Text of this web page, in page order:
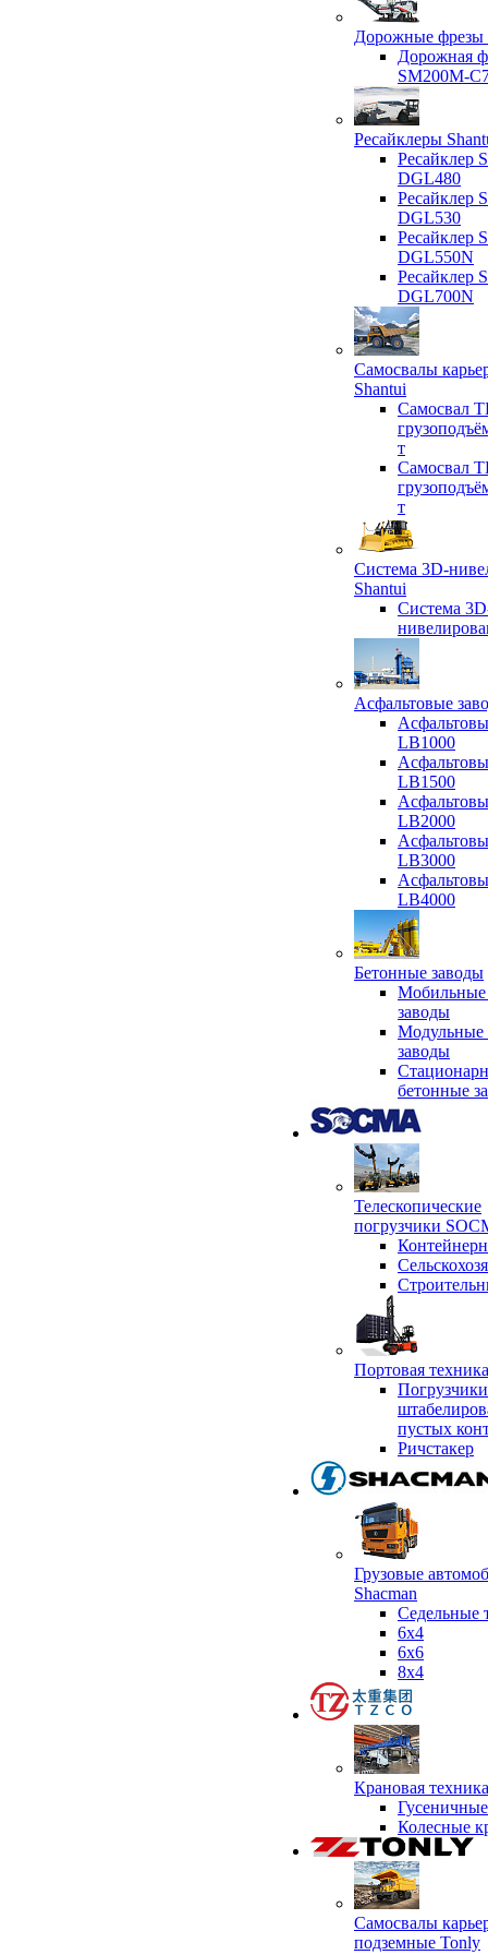
Дорожные фрезы
Дорожная
SM200M-
Ресайклеры
Ресайклер
DGL480
Ресайклер
DGL530
Ресайклер
DGL550N
Ресайклер
DGL700N
Самосвалы
Shantui
Самосвал
т
Самосвал
т
Система 3D-
Shantui
Система
Асфальтовые
LB1000
LB1500
LB2000
LB3000
LB4000
Бетонные заводы
Мобильные
заводы
Модульные
заводы
бетонные
Телескопические
погрузчики
Портовая
пустых
Ричстакер
Грузовые
Shacman
Седельные
6х4
6x6
8x4
Крановая
Колесные
Самосвалы
подземные Tonly